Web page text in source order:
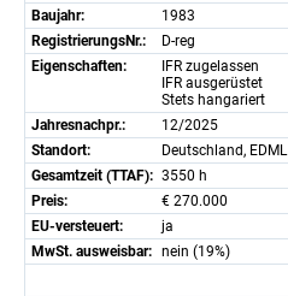
Baujahr:
1983
RegistrierungsNr.:
D-reg
Eigenschaften:
IFR zugelassen
IFR ausgerüstet
Stets hangariert
Jahresnachpr.:
12/2025
Standort:
Deutschland, EDML
Gesamtzeit (TTAF): 3550 h
Preis:
€ 270.000
EU-versteuert:
ja
MwSt. ausweisbar: nein (19%)